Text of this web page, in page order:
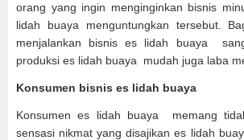
orang yang ingin menginginkan bisnis
lidah buaya menguntungkan tersebut.
menjalankan bisnis es lidah buaya
produksi es lidah buaya mudah juga laba
Konsumen bisnis es lidah buaya
Konsumen es lidah buaya memang
sensasi nikmat yang disajikan es lidah